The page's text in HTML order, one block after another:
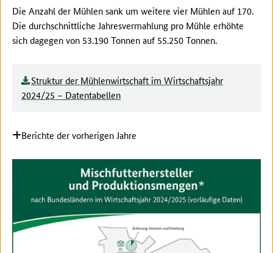
Die Anzahl der Mühlen sank um weitere vier Mühlen auf 170.
Die durchschnittliche Jahresvermahlung pro Mühle erhöhte
sich dagegen von 53.190 Tonnen auf 55.250 Tonnen.
Struktur der Mühlenwirtschaft im Wirtschaftsjahr
2024/25 – Datentabellen
Berichte der vorherigen Jahre